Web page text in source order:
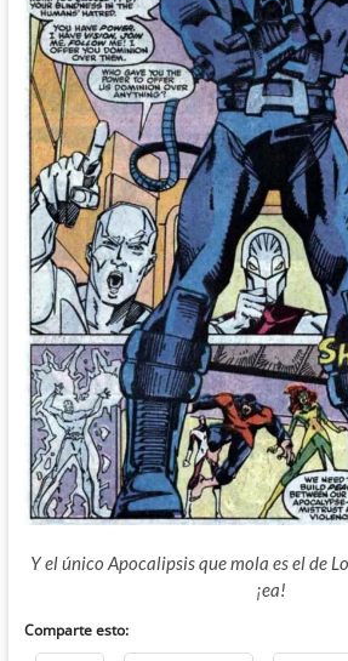
Y el único Apocalipsis que mola es el de
¡ea!
Comparte esto: